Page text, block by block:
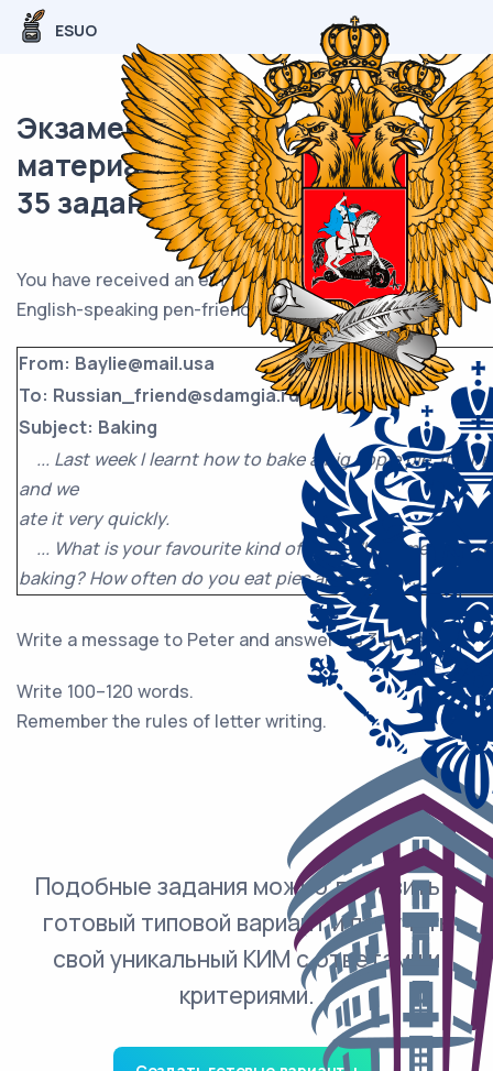
ESUO
Экзаменационный (типовой)
материал ОГЭ / Английский /
35 задание (24) / 79
You have received an email message from your
English-speaking pen-friend Baylie.
From: Baylie@mail.usa
To: Russian_friend@sdamgia.ru
Subject: Baking
... Last week I learnt how to bake a big apple pie. It
and we
ate it very quickly.
... What is your favourite kind of pie? Which member
baking? How often do you eat pies and cakes?...
Write a message to Peter and answer his 3 questions.
Write 100–120 words.
Remember the rules of letter writing.
Подобные задания можно добавить в
готовый типовой вариант и получить
свой уникальный КИМ с ответами и
критериями.